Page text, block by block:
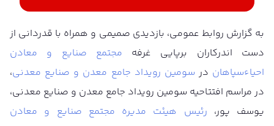
به گزارش روابط عمومی، بازدیدی صمیمی و همراه با قدردانی از
دست اندرکاران برپایی غرفه مجتمع صنایع و معادن
احیاءسپاهان در سومین رویداد جامع معدن و صنایع معدنی،
در مراسم افتتاحیه سومین رویداد جامع معدن و صنایع معدنی،
یوسف پور، رئیس هیئت مدیره مجتمع صنایع و معادن